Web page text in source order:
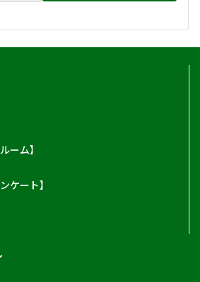
ーム】
ケート】